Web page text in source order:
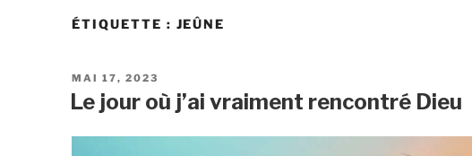
ÉTIQUETTE : JEÛNE
PUBLIÉ
LE
MAI 17, 2023
Le jour où j’ai vraiment rencontré Dieu